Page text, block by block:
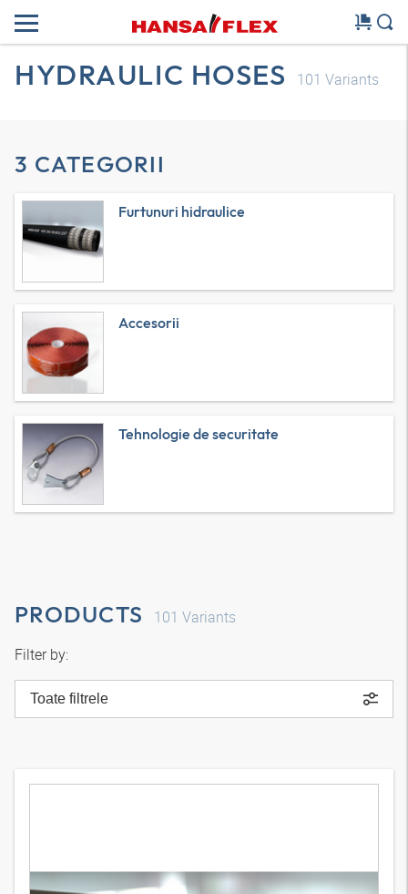
HYDRAULIC HOSES 101 Variants
3 CATEGORII
Furtunuri hidraulice
Accesorii
Tehnologie de securitate
PRODUCTS 101 Variants
Filter by:
Toate filtrele